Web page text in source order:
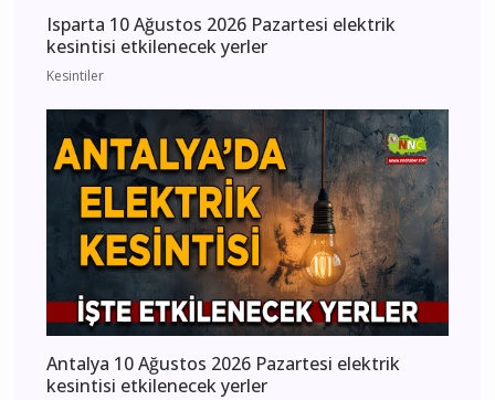
Isparta 10 Ağustos 2026 Pazartesi elektrik
kesintisi etkilenecek yerler
Kesintiler
Antalya 10 Ağustos 2026 Pazartesi elektrik
kesintisi etkilenecek yerler